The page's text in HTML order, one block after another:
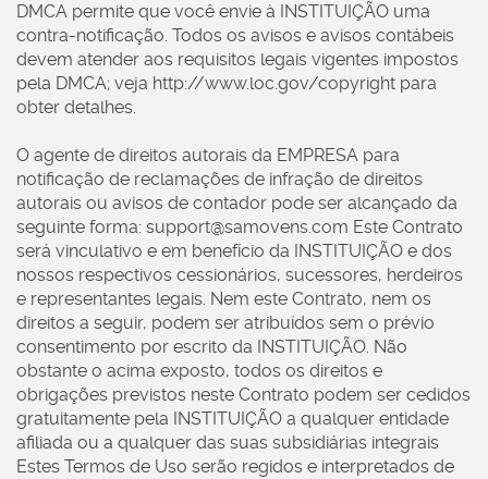
DMCA permite que você envie à INSTITUIÇÃO uma
contra-notificação. Todos os avisos e avisos contábeis
devem atender aos requisitos legais vigentes impostos
pela DMCA; veja http://www.loc.gov/copyright para
obter detalhes.
O agente de direitos autorais da EMPRESA para
notificação de reclamações de infração de direitos
autorais ou avisos de contador pode ser alcançado da
seguinte forma: support@samovens.com Este Contrato
será vinculativo e em benefício da INSTITUIÇÃO e dos
nossos respectivos cessionários, sucessores, herdeiros
e representantes legais. Nem este Contrato, nem os
direitos a seguir, podem ser atribuídos sem o prévio
consentimento por escrito da INSTITUIÇÃO. Não
obstante o acima exposto, todos os direitos e
obrigações previstos neste Contrato podem ser cedidos
gratuitamente pela INSTITUIÇÃO a qualquer entidade
afiliada ou a qualquer das suas subsidiárias integrais
Estes Termos de Uso serão regidos e interpretados de